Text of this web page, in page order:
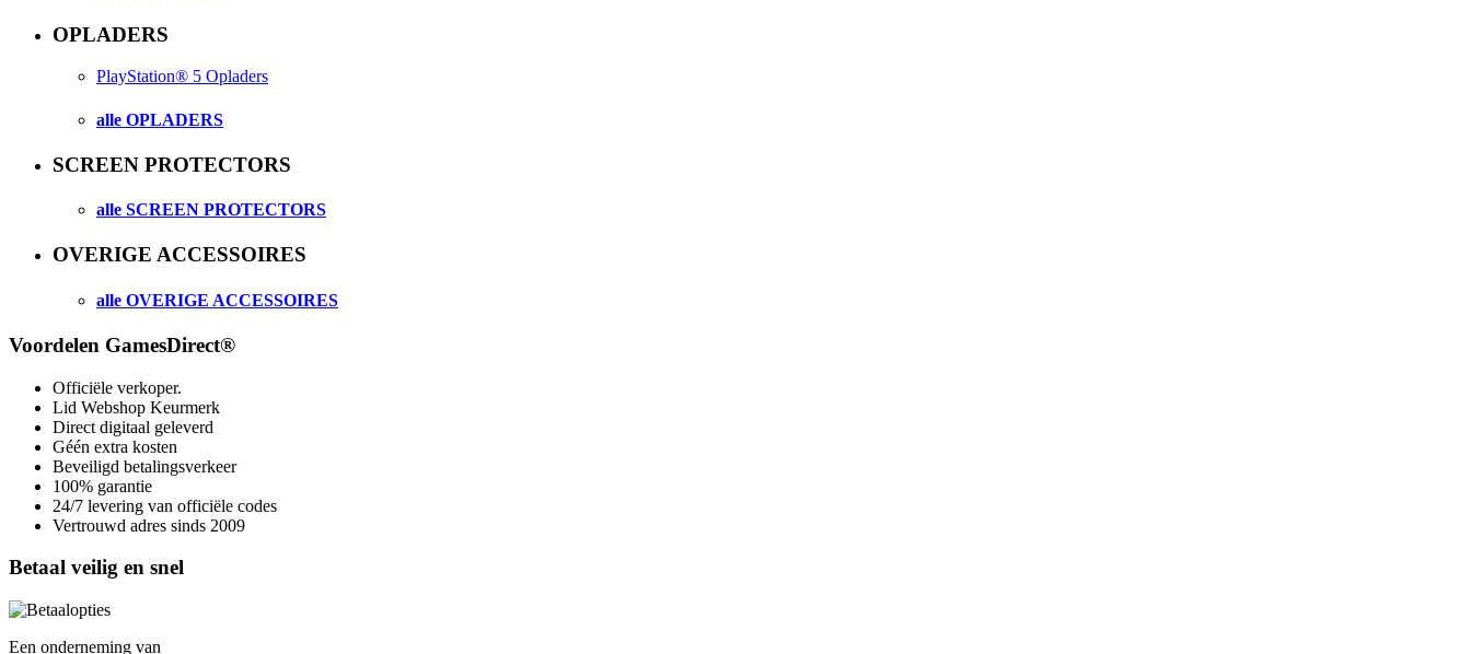
OPLADERS
PlayStation® 5 Opladers
alle OPLADERS
SCREEN PROTECTORS
alle SCREEN PROTECTORS
OVERIGE ACCESSOIRES
alle OVERIGE ACCESSOIRES
Voordelen GamesDirect®
Officiële verkoper.
Lid Webshop Keurmerk
Direct digitaal geleverd
Géén extra kosten
Beveiligd betalingsverkeer
100% garantie
24/7 levering van officiële codes
Vertrouwd adres sinds 2009
Betaal veilig en snel
Een onderneming van